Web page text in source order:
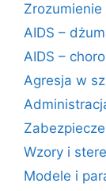
AIDS –
AIDS –
Agresja w
Wzory i
Modele i